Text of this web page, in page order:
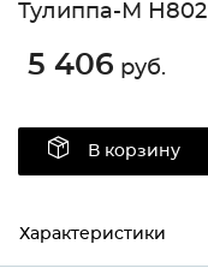
Тулиппа-М
5 406 руб.
В корзину
Характеристики